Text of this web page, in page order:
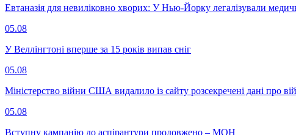
Евтаназія для невиліковно хворих: У Нью-Йорку легалізували
05.08
У Веллінгтоні вперше за 15 років випав сніг
05.08
Міністерство війни США видалило із сайту розсекречені дані про
05.08
Вступну кампанію до аспірантури продовжено – МОН